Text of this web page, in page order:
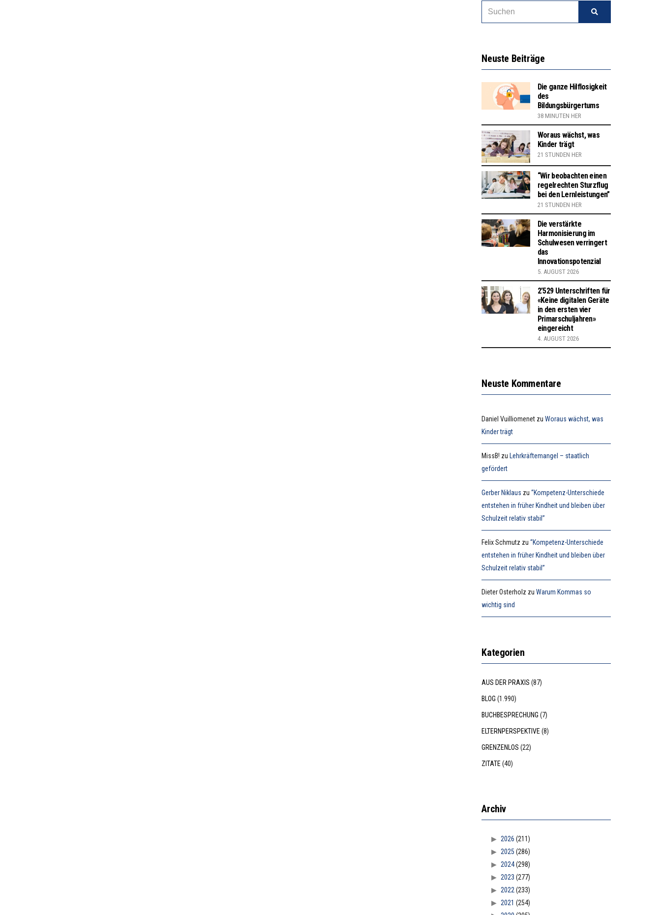
Neuste Beiträge
Die ganze Hilflosigkeit
des
Bildungsbürgertums
38 MINUTEN HER
Woraus wächst, was
Kinder trägt
21 STUNDEN HER
“Wir beobachten einen
regelrechten Sturzflug
bei den Lernleistungen”
21 STUNDEN HER
Die verstärkte
Harmonisierung im
Schulwesen verringert
das
Innovationspotenzial
5. AUGUST 2026
2’529 Unterschriften für
«Keine digitalen Geräte
in den ersten vier
Primarschuljahren»
eingereicht
4. AUGUST 2026
Neuste Kommentare
Daniel Vuilliomenet zuWoraus wächst, was
Kinder trägt
MissB! zu Lehrkräftemangel – staatlich
gefördert
Gerber Niklaus zu“Kompetenz-Unterschiede
entstehen in früher Kindheit und bleiben über
Schulzeit relativ stabil”
Felix Schmutz zu“Kompetenz-Unterschiede
entstehen in früher Kindheit und bleiben über
Schulzeit relativ stabil”
Dieter Osterholz zuWarum Kommas so
wichtig sind
Kategorien
AUS DER PRAXIS (87)
BLOG (1.990)
BUCHBESPRECHUNG (7)
ELTERNPERSPEKTIVE(8)
GRENZENLOS (22)
ZITATE(40)
Archiv
2026 (211)
2025 (286)
2024(298)
2023 (277)
2022(233)
2021 (254)